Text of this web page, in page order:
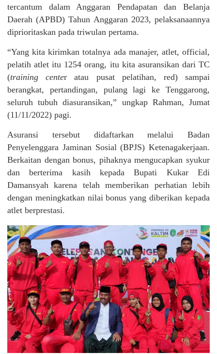
tercantum dalam Anggaran Pendapatan dan Belanja
Daerah (APBD) Tahun Anggaran 2023, pelaksanaannya
diprioritaskan pada triwulan pertama.
“Yang kita kirimkan totalnya ada manajer, atlet, official,
pelatih atlet itu 1254 orang, itu kita asuransikan dari TC
(training center atau pusat pelatihan, red) sampai
berangkat, pertandingan, pulang lagi ke Tenggarong,
seluruh tubuh diasuransikan,” ungkap Rahman, Jumat
(11/11/2022) pagi.
Asuransi tersebut didaftarkan melalui Badan
Penyelenggara Jaminan Sosial (BPJS) Ketenagakerjaan.
Berkaitan dengan bonus, pihaknya mengucapkan syukur
dan berterima kasih kepada Bupati Kukar Edi
Damansyah karena telah memberikan perhatian lebih
dengan meningkatkan nilai bonus yang diberikan kepada
atlet berprestasi.